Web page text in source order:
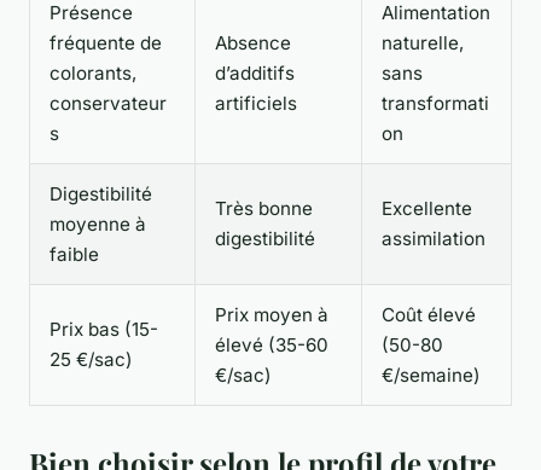
Présence
fréquente de
colorants,
conservateur
s
Absence
d’additifs
artificiels
Alimentation
naturelle,
sans
transformati
on
Digestibilité
moyenne à
faible
Très bonne
digestibilité
Excellente
assimilation
Prix bas (15-
25 €/sac)
Prix moyen à
élevé (35-60
€/sac)
Coût élevé
(50-80
€/semaine)